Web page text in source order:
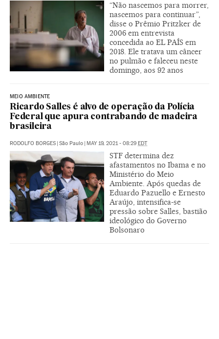
“Não nascemos para morrer,
nascemos para continuar”,
disse o Prêmio Pritzker de
2006 em entrevista
concedida ao EL PAÍS em
2018. Ele tratava um câncer
no pulmão e faleceu neste
domingo, aos 92 anos
MEIO AMBIENTE
Ricardo Salles é alvo de operação da Polícia
Federal que apura contrabando de madeira
brasileira
RODOLFO BORGES | São Paulo | MAY 19, 2021 - 08:29 EDT
STF determina dez
afastamentos no Ibama e no
Ministério do Meio
Ambiente. Após quedas de
Eduardo Pazuello e Ernesto
Araújo, intensifica-se
pressão sobre Salles, bastião
ideológico do Governo
Bolsonaro